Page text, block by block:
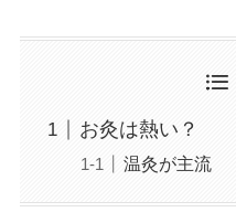
お灸は熱い？
温灸が主流